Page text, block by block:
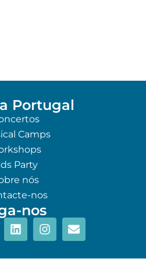
Portugal
Camps
Party
nós
nos
nos